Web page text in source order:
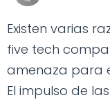
Existen varias
five tech
amenaza para
El impulso de